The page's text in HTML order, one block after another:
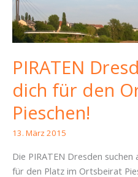
PIRATEN
dich für den
Pieschen!
13. März 2015
Die PIRATEN Dresden
für den Platz im Ortsbeirat